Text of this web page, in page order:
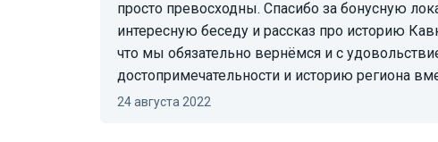
просто превосходны. Спасибо за бонусную
интересную беседу и рассказ про историю
что мы обязательно вернёмся и с
достопримечательности и историю региона
24 августа 2022